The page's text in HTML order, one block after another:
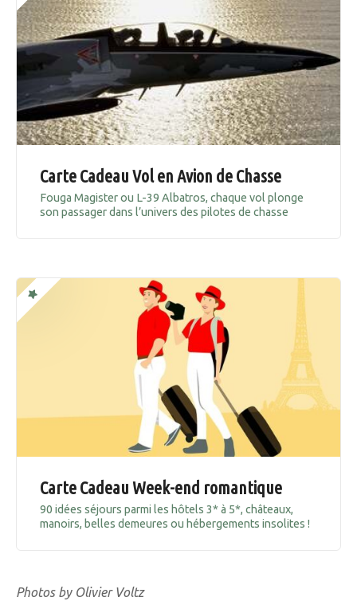
Carte Cadeau Vol en Avion de Chasse
Fouga Magister ou L-39 Albatros, chaque vol plonge
son passager dans l’univers des pilotes de chasse
Carte Cadeau Week-end romantique
90 idées séjours parmi les hôtels 3* à 5*, châteaux,
manoirs, belles demeures ou hébergements insolites !
Photos by Olivier Voltz